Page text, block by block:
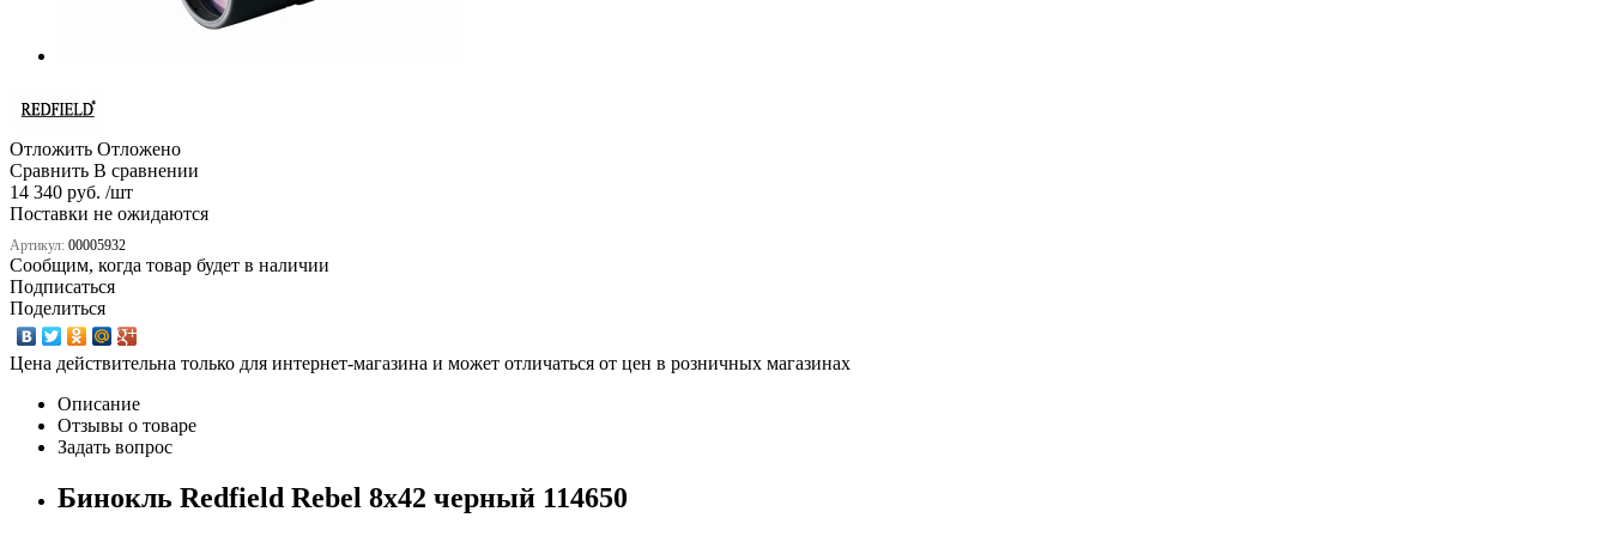
Отложить Отложено
Сравнить В сравнении
14 340 руб. /шт
Поставки не ожидаются
Артикул: 00005932
Сообщим, когда товар будет в наличии
Подписаться
Поделиться
Цена действительна только для интернет-магазина и может отличаться от цен в розничных магазинах
Описание
Отзывы о товаре
Задать вопрос
Бинокль Redfield Rebel 8x42 черный 114650